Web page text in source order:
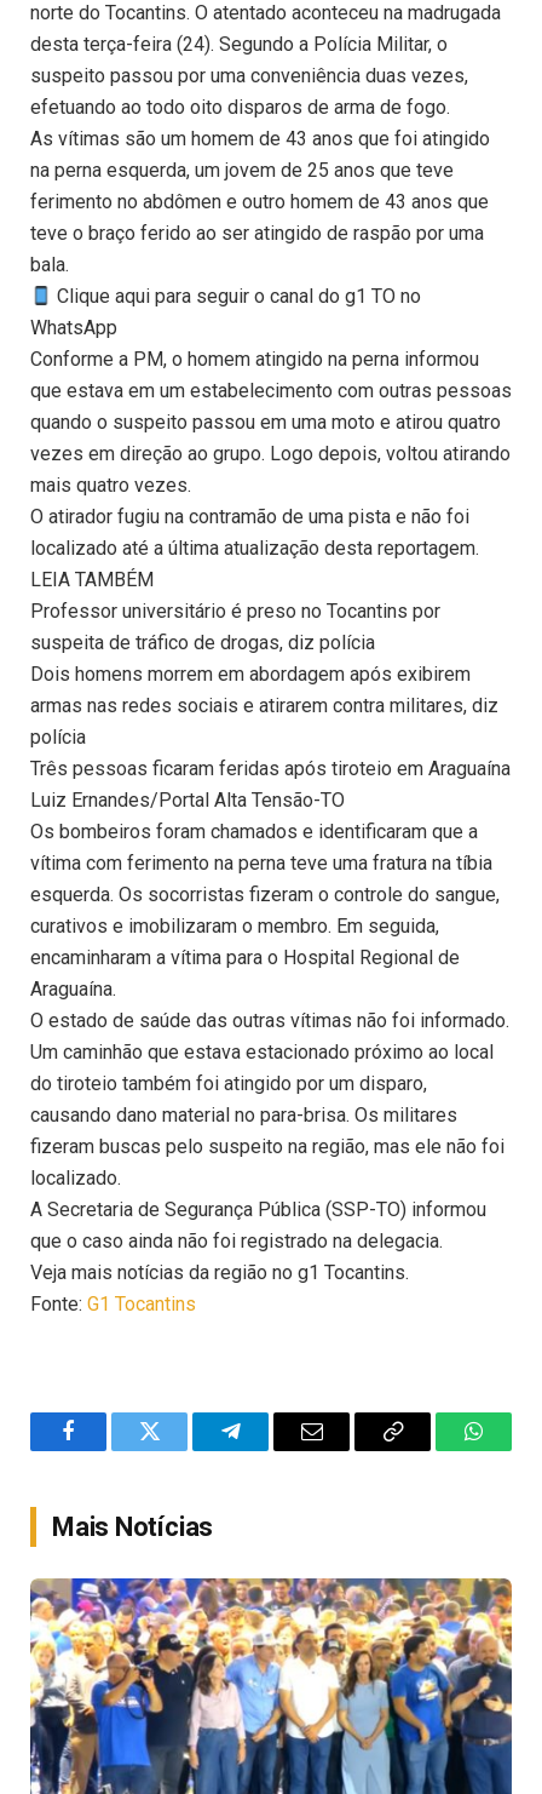
norte do Tocantins. O atentado aconteceu na madrugada
desta terça-feira (24). Segundo a Polícia Militar, o
suspeito passou por uma conveniência duas vezes,
efetuando ao todo oito disparos de arma de fogo.
As vítimas são um homem de 43 anos que foi atingido
na perna esquerda, um jovem de 25 anos que teve
ferimento no abdômen e outro homem de 43 anos que
teve o braço ferido ao ser atingido de raspão por uma
bala.
Clique aqui para seguir o canal do g1 TO no
WhatsApp
Conforme a PM, o homem atingido na perna informou
que estava em um estabelecimento com outras pessoas
quando o suspeito passou em uma moto e atirou quatro
vezes em direção ao grupo. Logo depois, voltou atirando
mais quatro vezes.
O atirador fugiu na contramão de uma pista e não foi
localizado até a última atualização desta reportagem.
LEIA TAMBÉM
Professor universitário é preso no Tocantins por
suspeita de tráfico de drogas, diz polícia
Dois homens morrem em abordagem após exibirem
armas nas redes sociais e atirarem contra militares, diz
polícia
Três pessoas ficaram feridas após tiroteio em Araguaína
Luiz Ernandes/Portal Alta Tensão-TO
Os bombeiros foram chamados e identificaram que a
vítima com ferimento na perna teve uma fratura na tíbia
esquerda. Os socorristas fizeram o controle do sangue,
curativos e imobilizaram o membro. Em seguida,
encaminharam a vítima para o Hospital Regional de
Araguaína.
O estado de saúde das outras vítimas não foi informado.
Um caminhão que estava estacionado próximo ao local
do tiroteio também foi atingido por um disparo,
causando dano material no para-brisa. Os militares
fizeram buscas pelo suspeito na região, mas ele não foi
localizado.
A Secretaria de Segurança Pública (SSP-TO) informou
que o caso ainda não foi registrado na delegacia.
Veja mais notícias da região no g1 Tocantins.
Fonte: G1 Tocantins
FacebookTwitter TelegramEmail
Copy
Mais Notícias